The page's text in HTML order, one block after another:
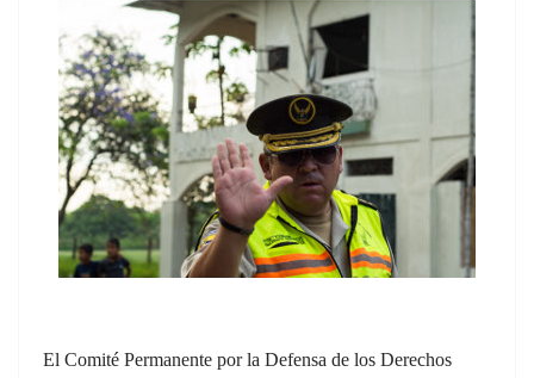
El Comité Permanente por la Defensa de los Derechos